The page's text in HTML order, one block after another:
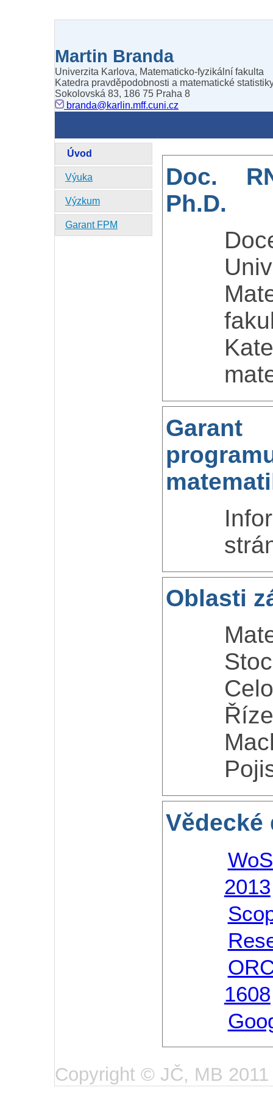
Martin Branda
Univerzita Karlova, Matematicko-fyzikální fakulta
Katedra pravděpodobnosti a matematické
Sokolovská 83, 186 75 Praha 8
branda@karlin.mff.cuni.cz
Úvod
Výuka
Výzkum
Garant FPM
Doc.
Ph.D.
Oblasti
Vědecké
2013
1608
Copyright © JČ, MB 2011